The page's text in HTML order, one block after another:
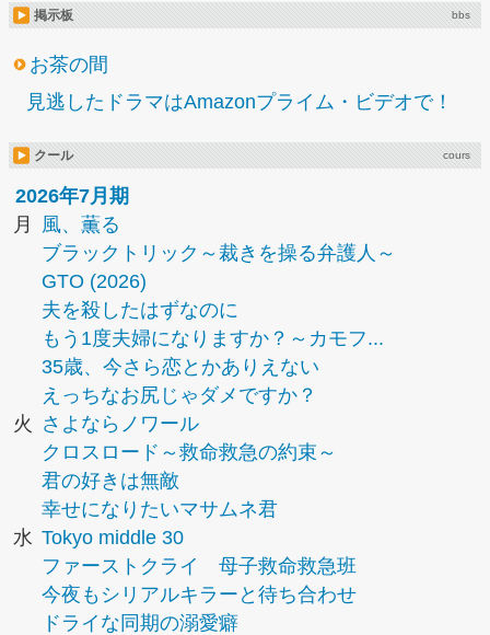
掲示板 bbs
お茶の間
見逃したドラマはAmazonプライム・ビデオで！
クール cours
2026年7月期
月
風、薫る
ブラックトリック～裁きを操る弁護人～
GTO (2026)
夫を殺したはずなのに
もう1度夫婦になりますか？～カモフ...
35歳、今さら恋とかありえない
えっちなお尻じゃダメですか？
火
さよならノワール
クロスロード～救命救急の約束～
君の好きは無敵
幸せになりたいマサムネ君
水 Tokyo middle 30
ファーストクライ 母子救命救急班
今夜もシリアルキラーと待ち合わせ
ドライな同期の溺愛癖